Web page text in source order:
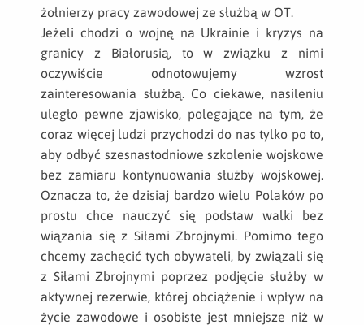
żołnierzy pracy zawodowej ze służbą w OT.
Jeżeli chodzi o wojnę na Ukrainie i kryzys na
granicy z Białorusią, to w związku z nimi
oczywiście odnotowujemy wzrost
zainteresowania służbą. Co ciekawe, nasileniu
uległo pewne zjawisko, polegające na tym, że
coraz więcej ludzi przychodzi do nas tylko po to,
aby odbyć szesnastodniowe szkolenie wojskowe
bez zamiaru kontynuowania służby wojskowej.
Oznacza to, że dzisiaj bardzo wielu Polaków po
prostu chce nauczyć się podstaw walki bez
wiązania się z Siłami Zbrojnymi. Pomimo tego
chcemy zachęcić tych obywateli, by związali się
z Siłami Zbrojnymi poprzez podjęcie służby w
aktywnej rezerwie, której obciążenie i wpływ na
życie zawodowe i osobiste jest mniejsze niż w